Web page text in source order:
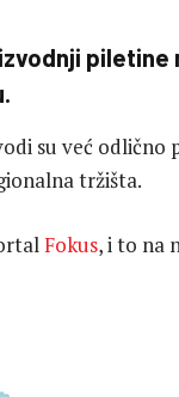
piletine
su već odlično
tržišta.
Fokus, i to na